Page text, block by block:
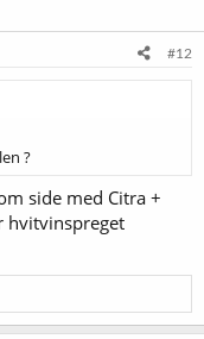
#12
?
side med Citra +
hvitvinspreget